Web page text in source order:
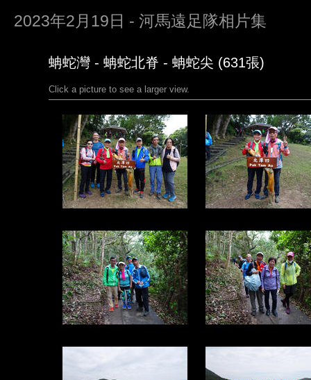
2023年2月19日 - 河馬遠足隊相片集
蚺蛇灣 - 蚺蛇北脊 - 蚺蛇尖 (631張)
Click a picture to see a larger view.